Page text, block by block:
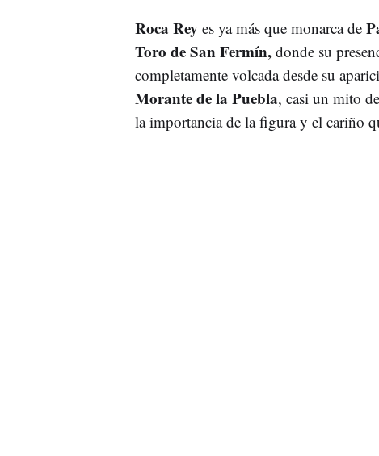
Roca Rey es ya más que monarca de
Toro de San Fermín,donde su
completamente volcada desde su
Morante de la Puebla, casi un mito
la importancia de la figura y el cariño